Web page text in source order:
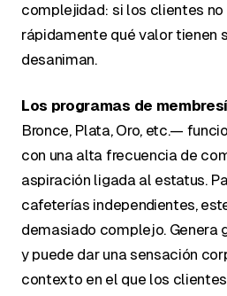
complejidad: si los clientes
rápidamente qué valor tienen
desaniman.
Los programas de
Bronce, Plata, Oro, etc.—
con una alta frecuencia de
aspiración ligada al estatus.
cafeterías independientes,
demasiado complejo. Genera
y puede dar una sensación
contexto en el que los